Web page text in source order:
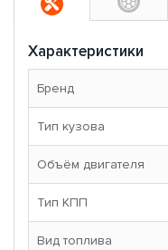
Характеристики
Бренд
Тип кузова
Объём двигателя
Тип КПП
Вид топлива